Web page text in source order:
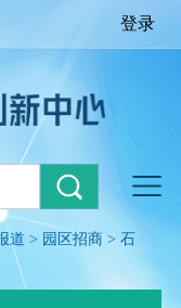
登录
道 > 园区招商 >石